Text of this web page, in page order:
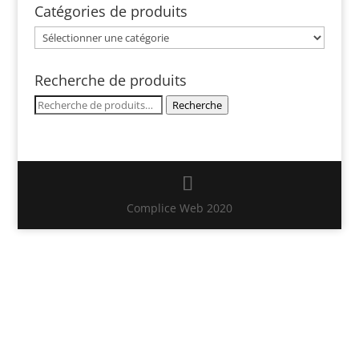
Catégories de produits
Recherche de produits
Recherche
Recherche
Complice Web 2020